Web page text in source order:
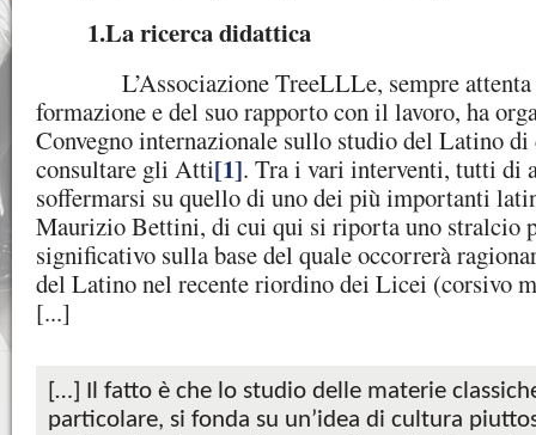
1.La ricerca didattica
L’Associazione TreeLLLe, sempre attenta
formazione e del suo rapporto con il lavoro, ha
Convegno internazionale sullo studio del Latino
consultare gli Atti[1]. Tra i vari interventi, tutti di
soffermarsi su quello di uno dei più importanti
Maurizio Bettini, di cui qui si riporta uno stralcio
significativo sulla base del quale occorrerà
del Latino nel recente riordino dei Licei (corsivo
[...]
[…] Il fatto è che lo studio delle materie
particolare, si fonda su un’idea di cultura